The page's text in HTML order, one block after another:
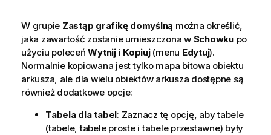
W grupie Zastąp grafikę domyślną można określić,
jaka zawartość zostanie umieszczona w Schowkupo
użyciu poleceńWytniji Kopiuj(menu Edytuj).
Normalnie kopiowana jest tylko mapa bitowa obiektu
arkusza, ale dla wielu obiektów arkusza dostępne są
również dodatkowe opcje:
Tabela dla tabel: Zaznacz tę opcję, aby tabele
(tabele, tabele proste i tabele przestawne) były